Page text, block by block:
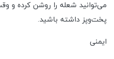
می‌توانید شعله را روشن کرده و
پخت‌وپز داشته باشید.
ایمنی